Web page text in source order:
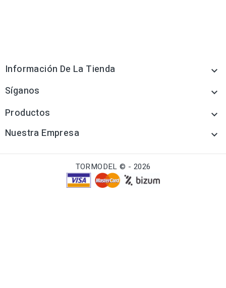
Información De La Tienda 
Síganos 
Productos 
Nuestra Empresa 
TORMODEL © - 2026